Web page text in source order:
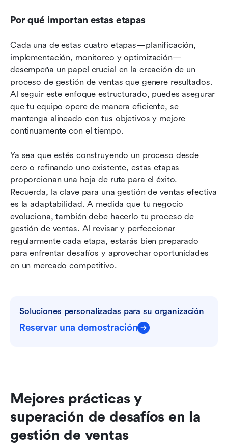
Por qué importan estas etapas
Cada una de estas cuatro etapas—planificación,
implementación, monitoreo y optimización—
desempeña un papel crucial en la creación de un
proceso de gestión de ventas que genere resultados.
Al seguir este enfoque estructurado, puedes asegurar
que tu equipo opere de manera eficiente, se
mantenga alineado con tus objetivos y mejore
continuamente con el tiempo.
Ya sea que estés construyendo un proceso desde
cero o refinando uno existente, estas etapas
proporcionan una hoja de ruta para el éxito.
Recuerda, la clave para una gestión de ventas efectiva
es la adaptabilidad. A medida que tu negocio
evoluciona, también debe hacerlo tu proceso de
gestión de ventas. Al revisar y perfeccionar
regularmente cada etapa, estarás bien preparado
para enfrentar desafíos y aprovechar oportunidades
en un mercado competitivo.
Soluciones personalizadas para su organización
Reservar una demostración
Mejores prácticas y
superación de desafíos en la
gestión de ventas